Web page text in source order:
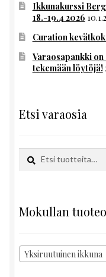
Ikkunakurssi
18.-19.4 2026
Curation
Varaosapankki on
tekemään löytöjä!
Etsi varaosia
Etsi:
Haku
Mokullan
Yksiruutuinen ikkuna